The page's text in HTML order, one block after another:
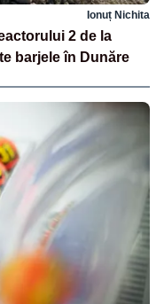
Ionuț Nichita
2 de la
barjele în Dunăre